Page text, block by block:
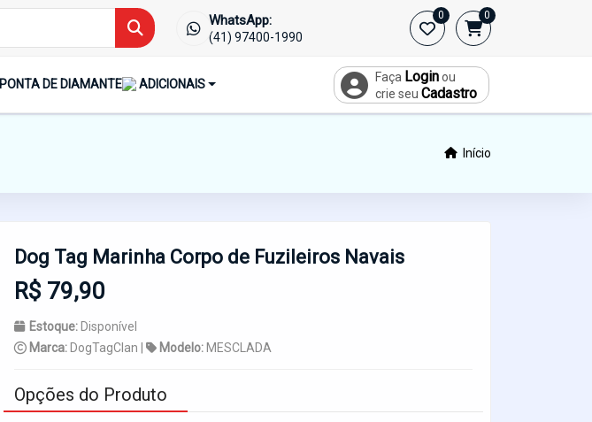
WhatsApp:
(41) 97400-1990
0 0
PONTA DE DIAMANTE ADICIONAIS Faça Loginou
crie seu Cadastro
Início
Dog Tag Marinha Corpo de Fuzileiros Navais
R$ 79,90
Estoque:Disponível
Marca:DogTagClan | Modelo:MESCLADA
Opções do Produto